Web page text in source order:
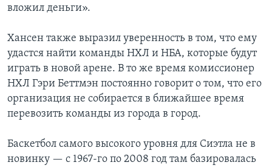
вложил деньги».
Хансен также выразил уверенность в том, что ему
удастся найти команды НХЛ и НБА, которые будут
играть в новой арене. В то же время комиссионер
НХЛ Гэри Беттмэн постоянно говорит о том, что его
организация не собирается в ближайшее время
перевозить команды из города в город.
Баскетбол самого высокого уровня для Сиэтла не в
новинку — с 1967-го по 2008 год там базировалась